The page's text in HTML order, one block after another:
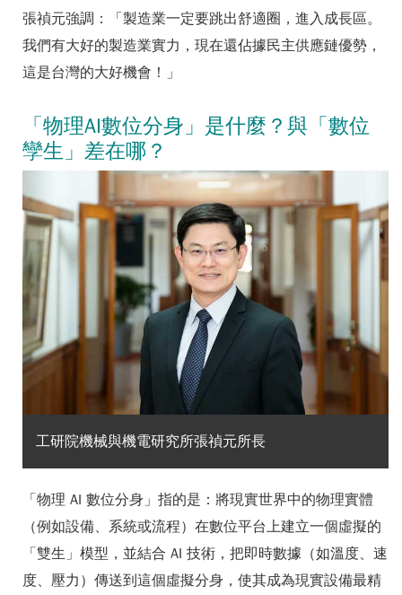
張禎元強調：
「製造業一定要跳出舒適圈，進入成長區。
我們有大好的製造業實力，現在還佔據民主供應鏈優勢，
這是台灣的大好機會！」
「物理AI數位分身」是什麼？與「數位
孿生」差在哪？
工研院機械與機電研究所張禎元所長
「物理 AI 數位分身」指的是：將現實世界中的物理實體
（例如設備、系統或流程）在數位平台上建立一個虛擬的
「雙生」模型，並結合 AI 技術，把即時數據（如溫度、速
度、壓力）傳送到這個虛擬分身，使其成為現實設備最精